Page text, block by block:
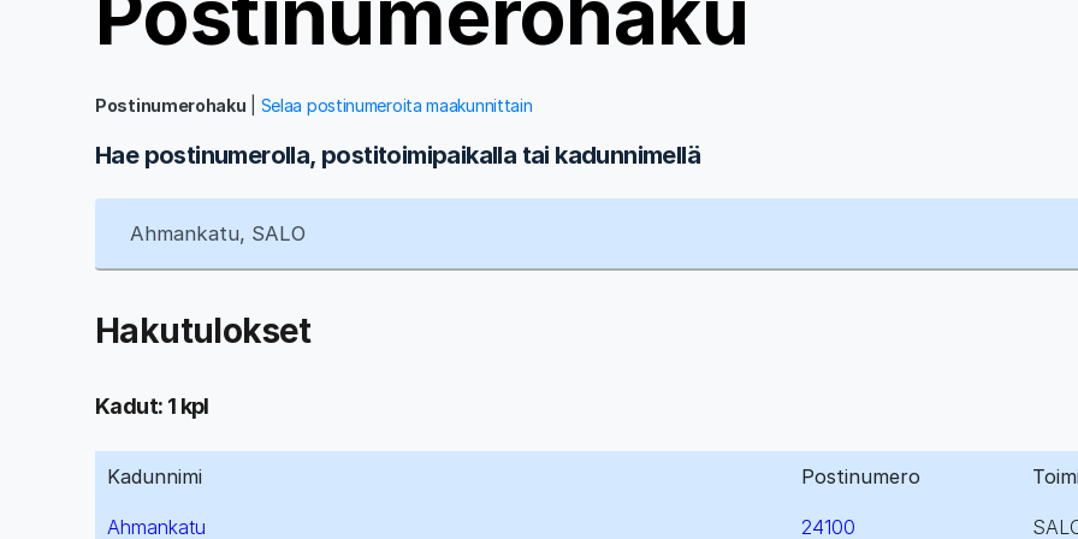
Postinumerohaku Selaa postinumeroita maakunnittain
Hae postinumerolla, postitoimipaikalla tai kadunnimellä
Hakutulokset
Kadut: 1 kpl
Kadunnimi Postinumero
Ahmankatu 24100